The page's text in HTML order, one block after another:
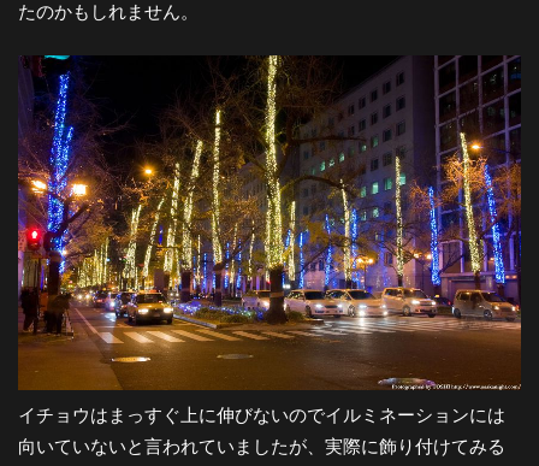
たのかもしれません。
イチョウはまっすぐ上に伸びないのでイルミネーションには
向いていないと言われていましたが、実際に飾り付けてみる